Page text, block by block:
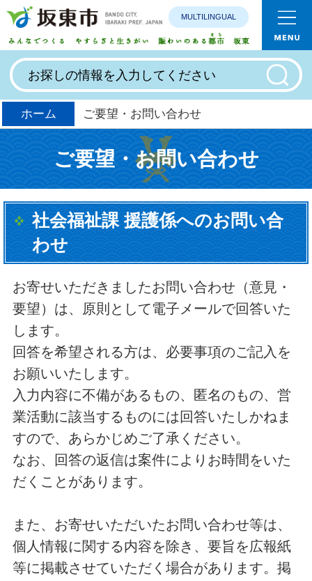
みんなで
MULTILINGUAL
ホーム ご要望・お問い合わせ
ご要望・お問い合わせ
社会福祉課 援護係へのお問い合
わせ
お寄せいただきましたお問い合わせ（意見・
要望）は、原則として電子メールで回答いた
します。
回答を希望される方は、必要事項のご記入を
お願いいたします。
入力内容に不備があるもの、匿名のもの、営
業活動に該当するものには回答いたしかねま
すので、あらかじめご了承ください。
なお、回答の返信は案件によりお時間をいた
だくことがあります。
また、お寄せいただいたお問い合わせ等は、
個人情報に関する内容を除き、要旨を広報紙
等に掲載させていただく場合があります。掲